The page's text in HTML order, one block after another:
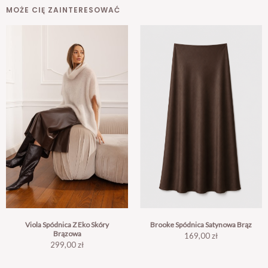
MOŻE CIĘ ZAINTERESOWAĆ
Viola Spódnica Z Eko Skóry
Brązowa
Cena
299,00 zł
Brooke Spódnica Satynowa Brąz
Cena
169,00 zł